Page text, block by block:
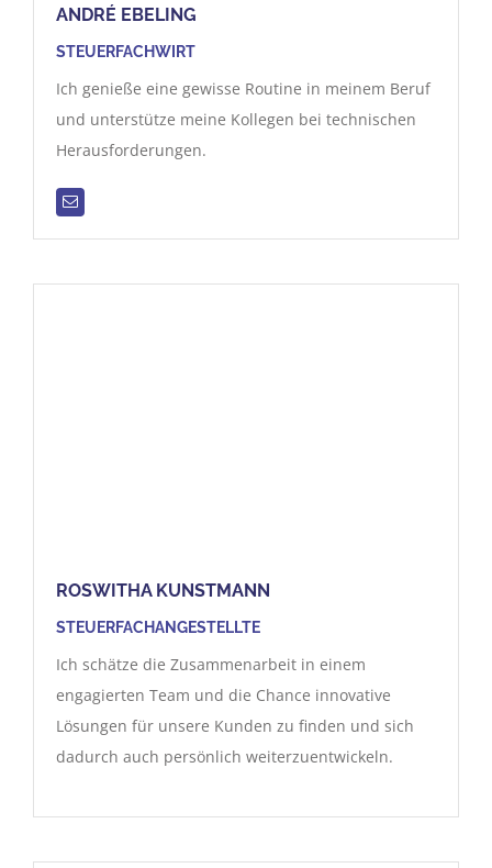
ANDRÉ EBELING
STEUERFACHWIRT
Ich genieße eine gewisse Routine in meinem Beruf
und unterstütze meine Kollegen bei technischen
Herausforderungen.
ROSWITHA KUNSTMANN
STEUERFACHANGESTELLTE
Ich schätze die Zusammenarbeit in einem
engagierten Team und die Chance innovative
Lösungen für unsere Kunden zu finden und sich
dadurch auch persönlich weiterzuentwickeln.